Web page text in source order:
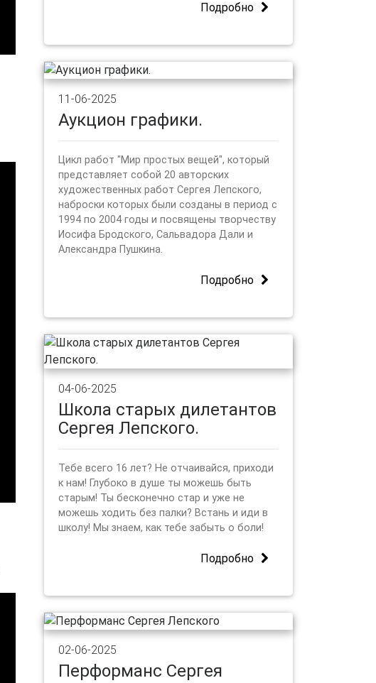
Подробно
11-06-2025
Аукцион графики.
Цикл работ "Мир простых вещей", который
представляет собой 20 авторских
художественных работ Сергея Лепского,
наброски которых были созданы в период с
1994 по 2004 годы и посвящены творчеству
Иосифа Бродского, Сальвадора Дали и
Александра Пушкина.
Подробно
04-06-2025
Школа старых дилетантов
Сергея Лепского.
Тебе всего 16 лет? Не отчаивайся, приходи
к нам! Глубоко в душе ты можешь быть
старым! Ты бесконечно стар и уже не
можешь ходить без палки? Встань и иди в
школу! Мы знаем, как тебе забыть о боли!
Подробно
02-06-2025
Перформанс Сергея